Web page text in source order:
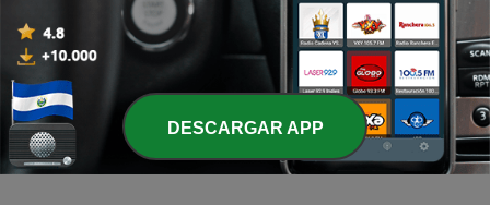
Radios de El Salvador
DESCARGAR APP